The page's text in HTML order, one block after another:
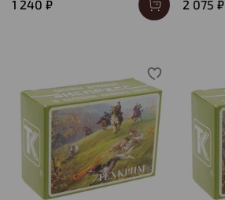
1 240 ₽ 2 075 ₽